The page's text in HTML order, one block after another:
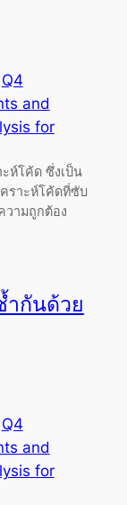
Q4
and
for
ะห์โค้ด ซึ่งเป็น
คราะห์โค้ดที่ซับ
วามถูกต้อง
ำกันด้วย
Q4
and
for